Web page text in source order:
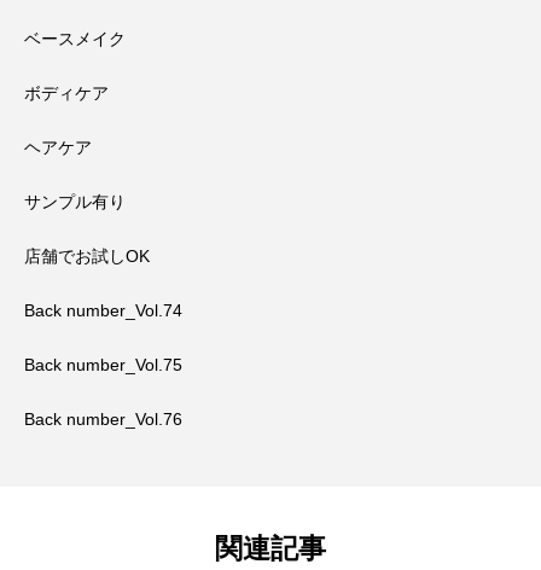
ベースメイク
ボディケア
ヘアケア
サンプル有り
店舗でお試しOK
Back number_Vol.74
Back number_Vol.75
Back number_Vol.76
関連記事